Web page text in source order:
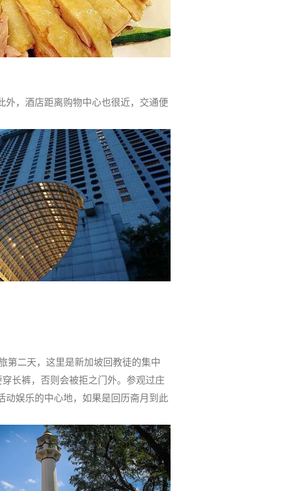
，酒店距离购物中心也很近，交通便
第二天，这里是新加坡回教徒的集中
长裤，否则会被拒之门外。参观过庄
动娱乐的中心地，如果是回历斋月到此